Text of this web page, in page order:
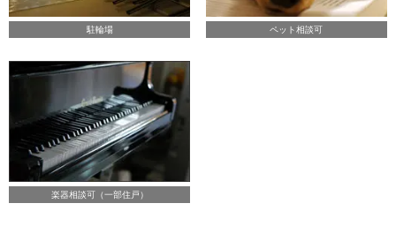
駐輪場 ペット相談可
楽器相談可（一部住戸）